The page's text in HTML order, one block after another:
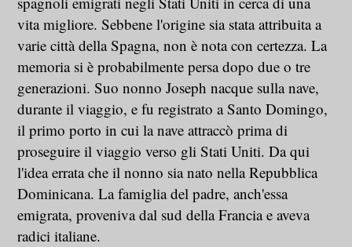
vita migliore. Sebbene l'origine sia stata attribuita a
varie città della Spagna, non è nota con certezza. La
memoria si è probabilmente persa dopo due o tre
generazioni. Suo nonno Joseph nacque sulla nave,
durante il viaggio, e fu registrato a Santo Domingo,
il primo porto in cui la nave attraccò prima di
proseguire il viaggio verso gli Stati Uniti. Da qui
l'idea errata che il nonno sia nato nella Repubblica
Dominicana. La famiglia del padre, anch'essa
emigrata, proveniva dal sud della Francia e aveva
radici italiane.